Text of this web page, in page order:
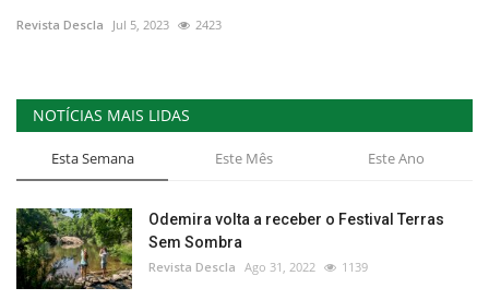
Ficha técnica
Cultura
Lazer
Ambiente
Revista Descla Jul 5, 2023 2423
NOTÍCIAS MAIS LIDAS
Esta Semana Este Mês Este Ano
Odemira volta a receber o Festival Terras
Sem Sombra
Revista Descla Ago 31, 2022 1139